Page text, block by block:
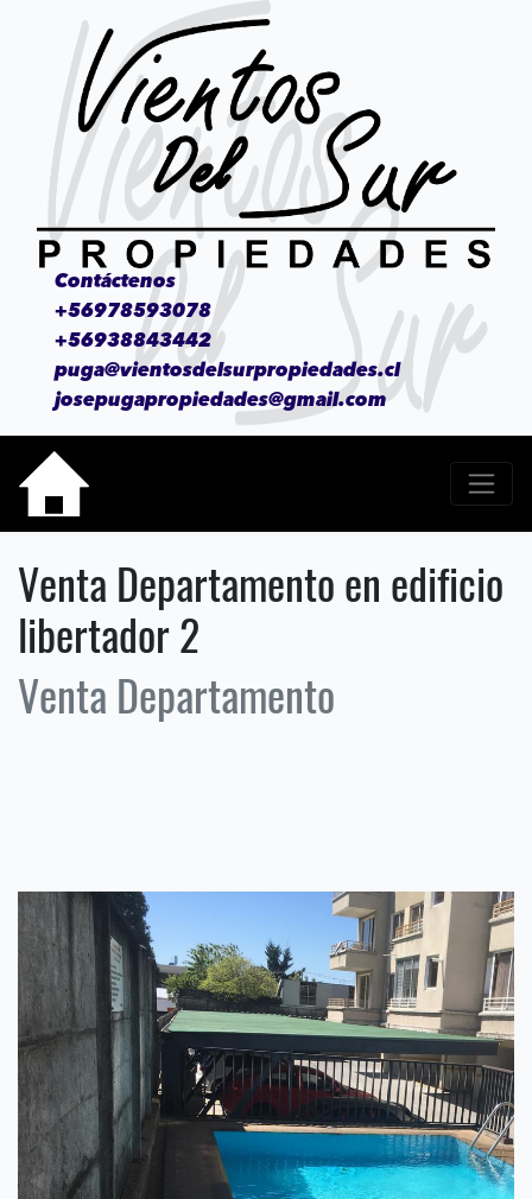
Contáctenos
+56978593078
+56938843442
puga@vientosdelsurpropiedades.cl
josepugapropiedades@gmail.com
Venta Departamento en edificio
libertador 2
Venta Departamento